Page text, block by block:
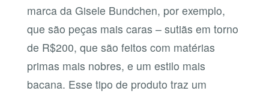
marca da Gisele Bundchen, por exemplo,
que são peças mais caras – sutiãs em torno
de R$200, que são feitos com matérias
primas mais nobres, e um estilo mais
bacana. Esse tipo de produto traz um